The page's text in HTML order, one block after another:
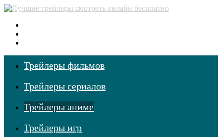
Трейлеры фильмов
Трейлеры сериалов
Трейлеры аниме
Трейлеры игр